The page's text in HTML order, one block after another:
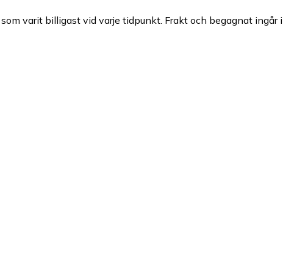
varit billigast vid varje tidpunkt. Frakt och begagnat ingår